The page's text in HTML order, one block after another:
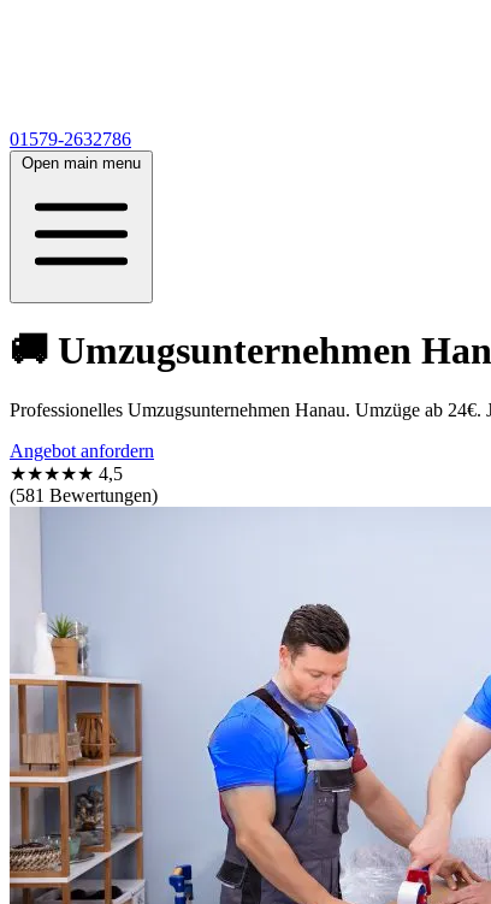
01579-2632786
Open main menu
🚚 Umzugsunternehmen
Professionelles Umzugsunternehmen Hanau. Umzüge ab
Angebot anfordern
★★★★★ 4,5
(581 Bewertungen)